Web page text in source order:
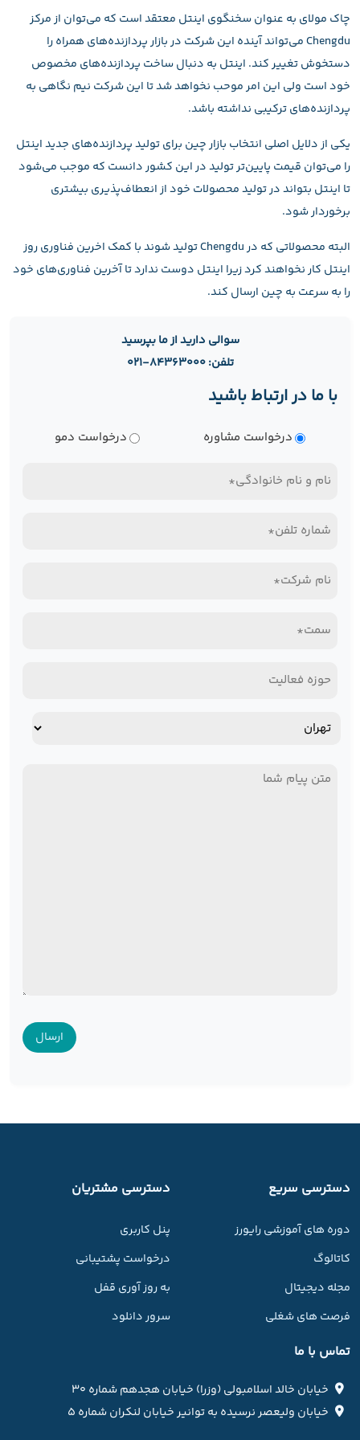
چاک مولای به عنوان سخنگوی اینتل معتقد است که می‌توان از مرکز
Chengdu می‌تواند آینده این شرکت در بازار پردازنده‌های همراه را
دستخوش تغییر کند. اینتل به دنبال ساخت پردازنده‌های مخصوص
خود است ولی این امر موحب نخواهد شد تا این شرکت نیم نگاهی به
پردازنده‌های ترکیبی نداشته باشد.
یکی از دلایل اصلی انتخاب بازار چین برای تولید پردازنده‌های جدید اینتل
را می‌توان قیمت پایین‌تر تولید در این کشور دانست که موجب می‌شود
تا اینتل بتواند در تولید محصولات خود از انعطاف‌پذیری بیشتری
برخوردار شود.
البته محصولاتی که در Chengdu تولید شوند با کمک اخرین فناوری روز
اینتل کار نخواهند کرد زیرا اینتل دوست ندارد تا آخرین فناوری‌های خود
را به سرعت به چین ارسال کند.
سوالی دارید از ما بپرسید
تلفن: ۸۴۳۶۳۰۰۰-۰۲۱
با ما در ارتباط باشید
درخواست مشاوره درخواست دمو
نام
نام
(Required)
تلفن
(Required)نام
(Required)سمت*
حوزه
آدرس
پیام
دسترسی سریع
دوره های آموزشی رایورز
کاتالوگ
مجله دیجیتال
فرصت های شغلی
دسترسی مشتریان
پنل کاربری
درخواست پشتیبانی
به روز آوری قفل
سرور دانلود
تماس با ما
خیابان خالد اسلامبولی (وزرا) خیابان هجدهم شماره ۳۰
خیابان ولیعصر نرسیده به توانیر خیابان لنکران شماره ۵